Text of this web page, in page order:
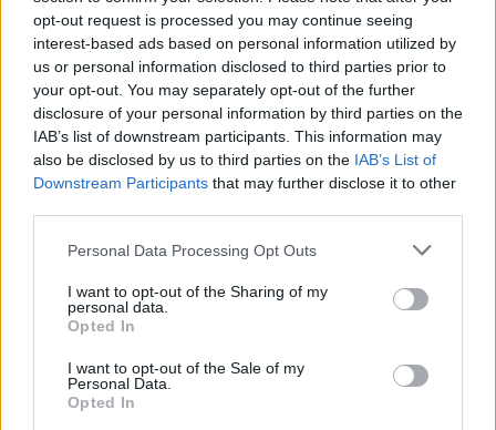
opt-out request is processed you may continue seeing
interest-based ads based on personal information utilized by
us or personal information disclosed to third parties prior to
your opt-out. You may separately opt-out of the further
disclosure of your personal information by third parties on the
IAB’s list of downstream participants. This information may
also be disclosed by us to third parties on the IAB’s List of
Downstream Participants that may further disclose it to other
Personal Data Processing Opt Outs
I want to opt-out of the Sharing of my
personal data.
Opted In
I want to opt-out of the Sale of my
Personal Data.
Opted In
Ruff Bálint